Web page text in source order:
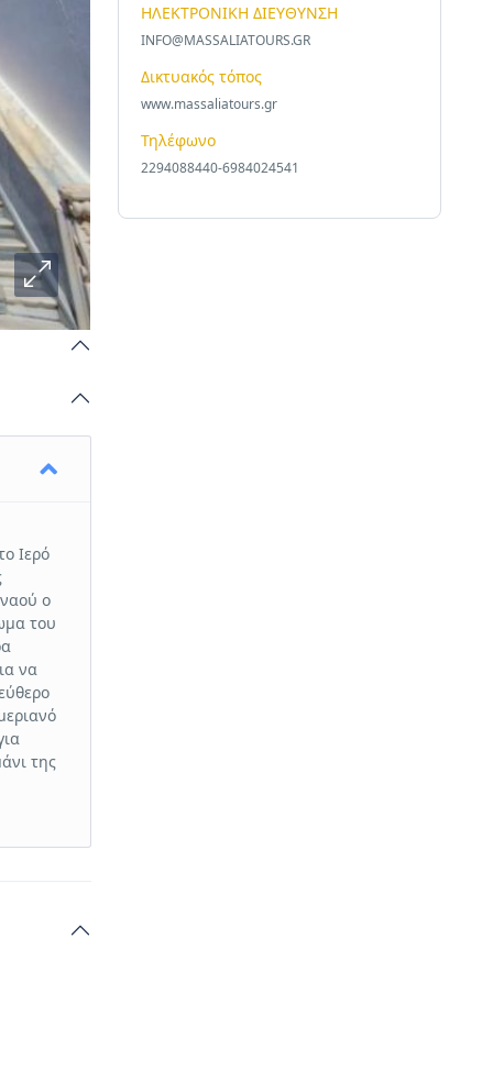
Ιερό
ο
του
να
της
ΗΛΕΚΤΡΟΝΙΚΗ ΔΙΕΥΘΥΝΣΗ
INFO@MASSALIATOURS.GR
Δικτυακός τόπος
www.massaliatours.gr
Τηλέφωνο
2294088440-6984024541